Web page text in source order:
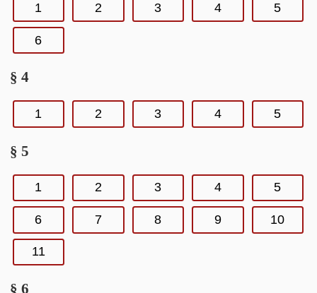
1 2 3 4 5
6
§ 4
1 2 3 4 5
§ 5
1 2 3 4 5
6 7 8 9 10
11
§ 6